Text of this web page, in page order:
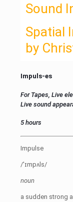
Sound
by
Spatial
by
Impuls-es
For Tapes, Live
Live sound
5 hours
Impulse
/ˈɪmpʌls/
noun
a sudden strong